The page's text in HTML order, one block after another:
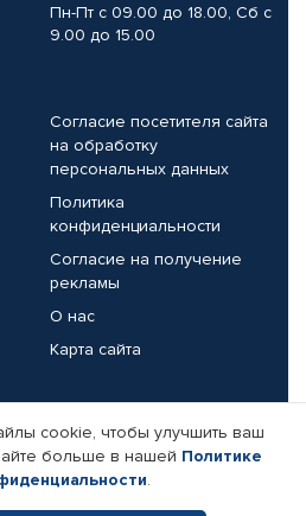
Пн-Пт с 09.00 до 18.00, Сб с
9.00 до 15.00
Согласие посетителя сайта
на обработку
персональных данных
Политика
конфиденциальности
Согласие на получение
рекламы
О нас
Карта сайта
Реквизиты компании
cookie, чтобы улучшить ваш
больше в нашей Политике
.